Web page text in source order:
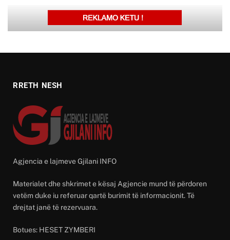
RRETH NESH
Agjencia e lajmeve Gjilani INFO
Materialet dhe shkrimet e kësaj Agjencie mund të përdoren
vetëm duke iu referuar qartë burimit të informacionit. Të
drejtat janë të rezervuara.
Botues: HESET ZYMBERI